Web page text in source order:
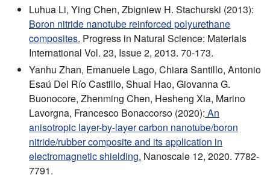
Luhua Li, Ying Chen, Zbigniew H. Stachurski (2013):
Boron nitride nanotube reinforced polyurethane
composites. Progress in Natural Science: Materials
International Vol. 23, Issue 2, 2013. 70-173.
Yanhu Zhan, Emanuele Lago, Chiara Santillo, Antonio
Esaú Del Río Castillo, Shuai Hao, Giovanna G.
Buonocore, Zhenming Chen, Hesheng Xia, Marino
Lavorgna, Francesco Bonaccorso (2020): An
anisotropic layer-by-layer carbon nanotube/boron
nitride/rubber composite and its application in
electromagnetic shielding. Nanoscale 12, 2020. 7782-
7791.